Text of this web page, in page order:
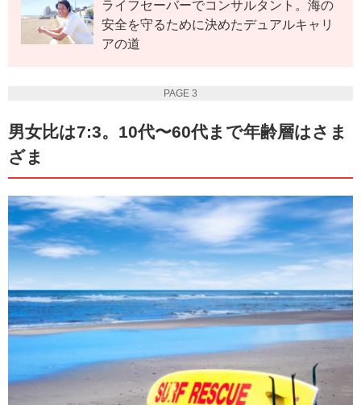
ライフセーバーでコンサルタント。海の
安全を守るために決めたデュアルキャリ
アの道
PAGE 3
男女比は7:3。10代〜60代まで年齢層はさま
ざま